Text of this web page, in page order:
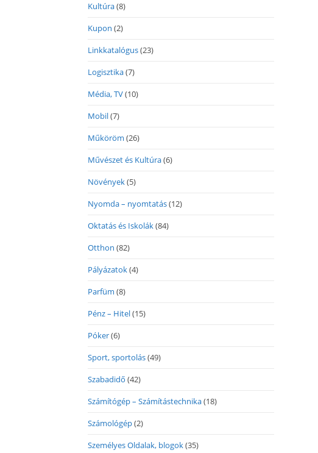
Kultúra(8)
Kupon (2)
Linkkatalógus(23)
Logisztika(7)
Média, TV(10)
Mobil(7)
Műköröm (26)
Művészet és Kultúra(6)
Növények(5)
Nyomda – nyomtatás(12)
Oktatás és Iskolák(84)
Otthon (82)
Pályázatok(4)
Parfüm (8)
Pénz – Hitel(15)
Póker(6)
Sport, sportolás(49)
Szabadidő (42)
Számítógép – Számítástechnika(18)
Számológép(2)
Személyes Oldalak, blogok(35)